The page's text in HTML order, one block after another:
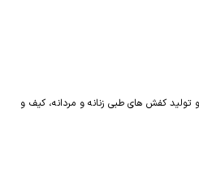
تولید کفش های طبی زنانه و مردانه، کیف و